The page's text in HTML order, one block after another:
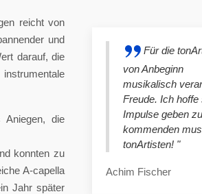
Für die
von Anbeginn
musikalisch
Freude. Ich
Impulse geben
kommenden
tonArtisten! "
Achim Fischer
reicht von
und
darauf, die
die
konnten zu
A-capella
Jahr später